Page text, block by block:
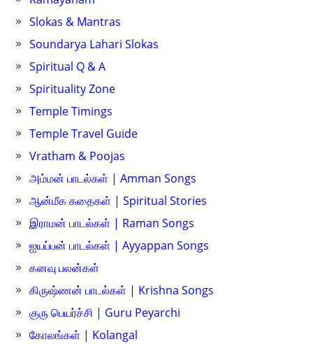
Slokas & Mantras
Soundarya Lahari Slokas
Spiritual Q & A
Spirituality Zone
Temple Timings
Temple Travel Guide
Vratham & Poojas
அம்மன் பாடல்கள் | Amman Songs
ஆன்மீக கதைகள் | Spiritual Stories
இராமன் பாடல்கள் | Raman Songs
ஐயப்பன் பாடல்கள் | Ayyappan Songs
கனவு பலன்கள்
கிருஷ்ணன் பாடல்கள் | Krishna Songs
குரு பெயர்ச்சி | Guru Peyarchi
கோலங்கள் | Kolangal